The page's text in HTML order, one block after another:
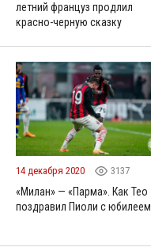
летний француз продлил
красно-черную сказку
14 декабря 2020 3137
«Милан» — «Парма». Как Тео
поздравил Пиоли с юбилеем